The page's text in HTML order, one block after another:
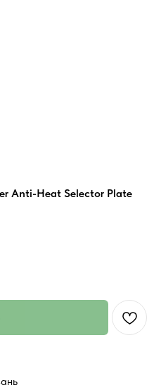
Anti-Heat Selector Plate